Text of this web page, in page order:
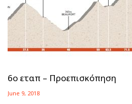
6ο εταπ – Προεπισκόπηση
June 9, 2018